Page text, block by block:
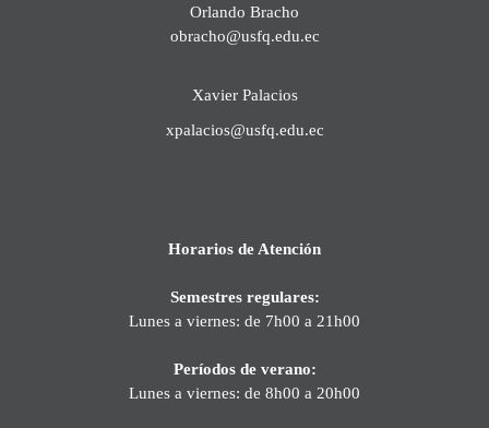
Orlando Bracho
obracho@usfq.edu.ec
Xavier Palacios
xpalacios@usfq.edu.ec
Horarios de Atención
Semestres regulares:
Lunes a viernes: de 7h00 a 21h00
Períodos de verano:
Lunes a viernes: de 8h00 a 20h00